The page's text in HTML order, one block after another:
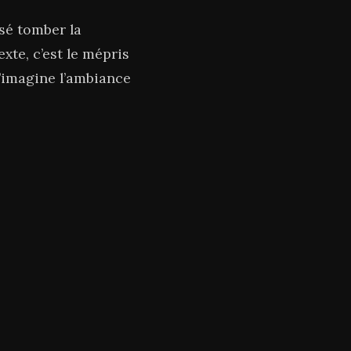
tomber la
c’est le mépris
l’ambiance